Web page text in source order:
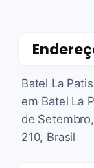
Batel La
em Batel La
de
210, Brasil